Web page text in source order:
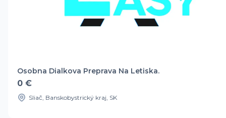
Osobna Dialkova Preprava Na Letiska.
0 €
Sliač, Banskobystrický kraj, SK